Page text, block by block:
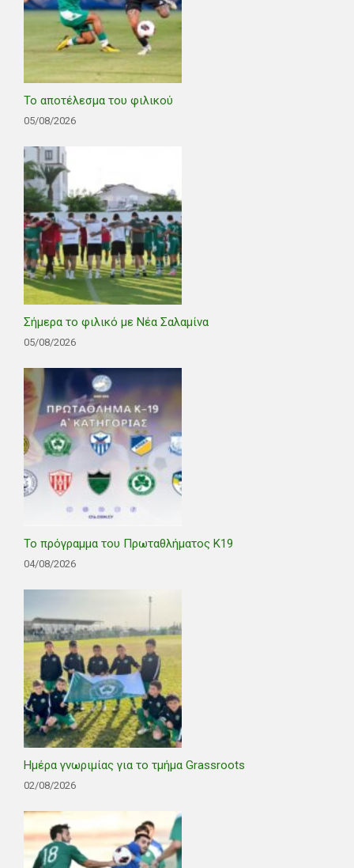
Το αποτέλεσμα του φιλικού
05/08/2026
Σήμερα το φιλικό με Νέα Σαλαμίνα
05/08/2026
Το πρόγραμμα του Πρωταθλήματος Κ19
04/08/2026
Ημέρα γνωριμίας για το τμήμα Grassroots
02/08/2026